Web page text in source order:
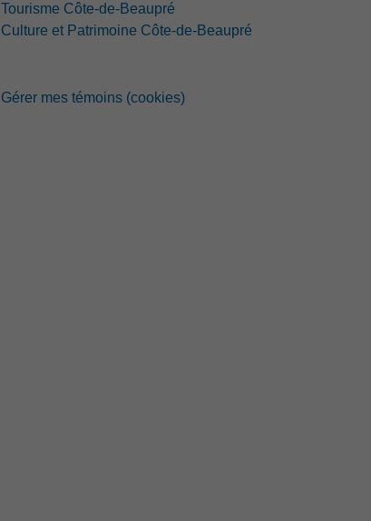
Tourisme Côte-de-Beaupré
Culture et Patrimoine Côte-de-Beaupré
Gérer mes témoins (cookies)